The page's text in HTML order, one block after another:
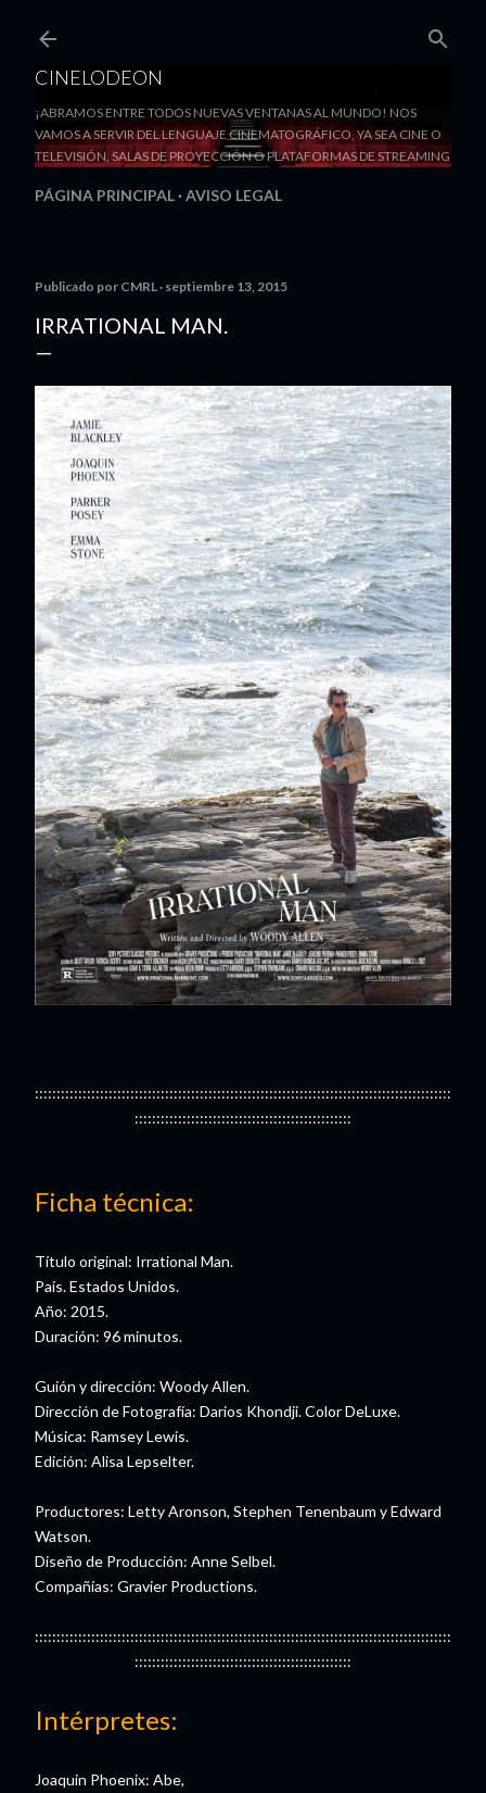
CINELODEON
¡ABRAMOS ENTRE TODOS NUEVAS VENTANAS AL MUNDO! NOS
VAMOS A SERVIR DEL LENGUAJE CINEMATOGRÁFICO, YA SEA CINE O
TELEVISIÓN, SALAS DE PROYECCIÓN O PLATAFORMAS DE STREAMING
PÁGINA PRINCIPAL AVISO LEGAL
Publicado por CMRL septiembre 13, 2015
IRRATIONAL MAN.
::::::::::::::::::::::::::::::::::::::::::::::::::::::::::::::::::::::::::::::::::::::::::::::::
::::::::::::::::::::::::::::::::::::::::::::::::::
Ficha técnica:
Título original: Irrational Man.
País. Estados Unidos.
Año: 2015.
Duración: 96 minutos.
Guión y dirección: Woody Allen.
Dirección de Fotografía: Darios Khondji. Color DeLuxe.
Música: Ramsey Lewis.
Edición: Alisa Lepselter.
Productores: Letty Aronson, Stephen Tenenbaum y Edward
Watson.
Diseño de Producción: Anne Selbel.
Compañías: Gravier Productions.
::::::::::::::::::::::::::::::::::::::::::::::::::::::::::::::::::::::::::::::::::::::::::::::::
::::::::::::::::::::::::::::::::::::::::::::::::::
Intérpretes:
Joaquin Phoenix: Abe,